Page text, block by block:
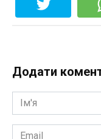
Додати
Ім'я
*
Email